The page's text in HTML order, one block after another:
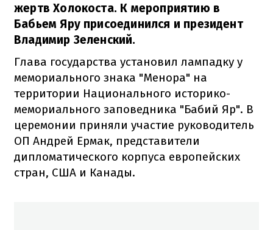
жертв Холокоста. К мероприятию в
Бабьем Яру присоединился и президент
Владимир Зеленский.
Глава государства установил лампадку у
мемориального знака "Менора" на
территории Национального историко-
мемориального заповедника "Бабий Яр". В
церемонии приняли участие руководитель
ОП Андрей Ермак, представители
дипломатического корпуса европейских
стран, США и Канады.